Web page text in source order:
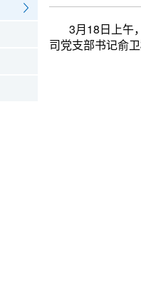
3月18日上午，
司党支部书记俞